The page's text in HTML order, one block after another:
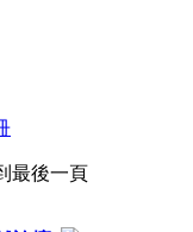
最後一頁